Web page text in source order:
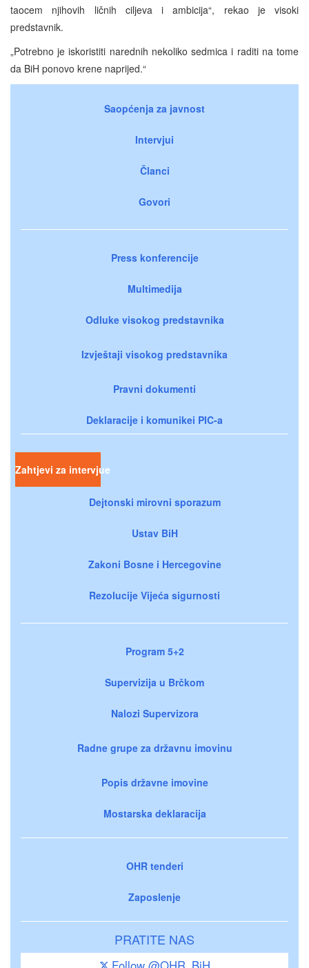
taocem njihovih ličnih ciljeva i ambicija“, rekao je visoki
predstavnik.
„Potrebno je iskoristiti narednih nekoliko sedmica i raditi na tome
da BiH ponovo krene naprijed.“
Saopćenja za javnost
Intervjui
Članci
Govori
Press konferencije
Multimedija
Odluke visokog predstavnika
Izvještaji visokog predstavnika
Pravni dokumenti
Deklaracije i komunikei PIC-a
Zahtjevi za intervjue
Dejtonski mirovni sporazum
Ustav BiH
Zakoni Bosne i Hercegovine
Rezolucije Vijeća sigurnosti
Program 5+2
Supervizija u Brčkom
Nalozi Supervizora
Radne grupe za državnu imovinu
Popis državne imovine
Mostarska deklaracija
OHR tenderi
Zaposlenje
PRATITE NAS